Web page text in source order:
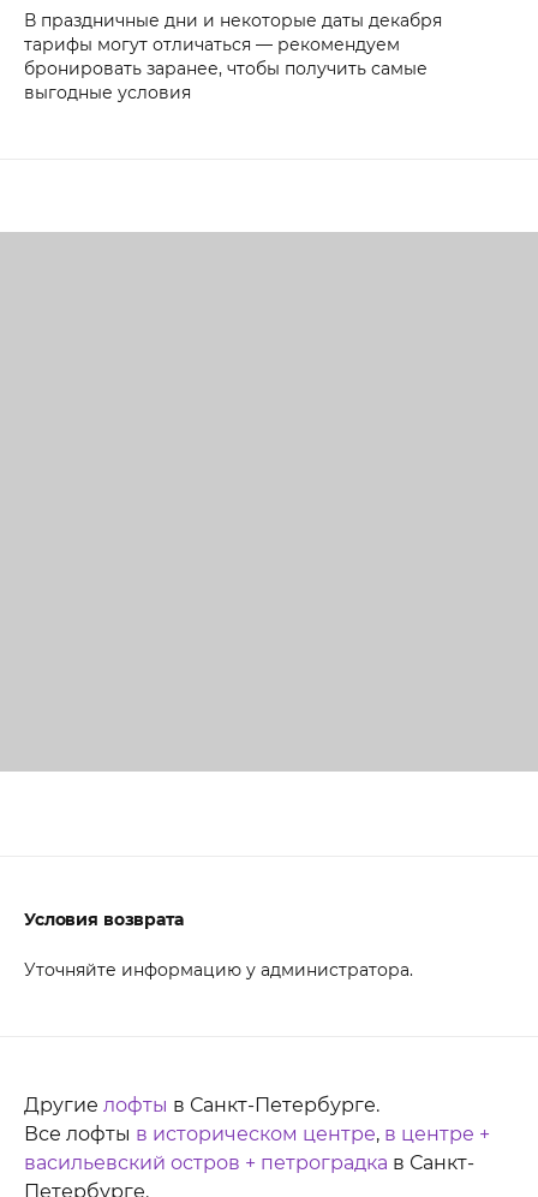
В праздничные дни и некоторые даты декабря
тарифы могут отличаться — рекомендуем
бронировать заранее, чтобы получить самые
выгодные условия
Условия возврата
Уточняйте информацию у администратора.
Другие лофты в Санкт-Петербурге.
Все лофты в историческом центре, в центре +
васильевский остров + петроградка в Санкт-
Петербурге.